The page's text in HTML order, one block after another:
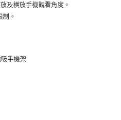
付款，方視為交易完成。
刻繳費，但若您需要取消訂單，請聯絡
付 」之結帳頁面顯示為準，若有關於
support/home
供之「AFTEE先享後付」服務完成之交
人資料，並將交易相關給付款項請求債
)免運費
上)免運費
及橫放手機觀看角度。
。
手機架